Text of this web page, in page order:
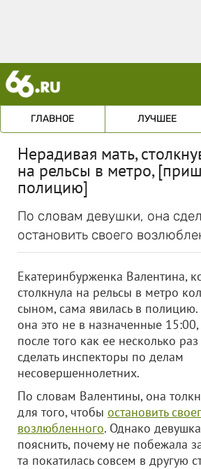
ГЛАВНОЕ ЛУЧШЕЕ
Нерадивая мать,
на рельсы в метро,
полицию]
По словам девушки, она
остановить своего
Екатеринбурженка Валентина,
столкнула на рельсы в метро
сыном, сама явилась в
она это не в назначенные
после того как ее несколько
сделать инспекторы по делам
несовершеннолетних.
По словам Валентины, она
для того, чтобы остановить
возлюбленного. Однако
пояснить, почему не побежала
та покатилась совсем в другую